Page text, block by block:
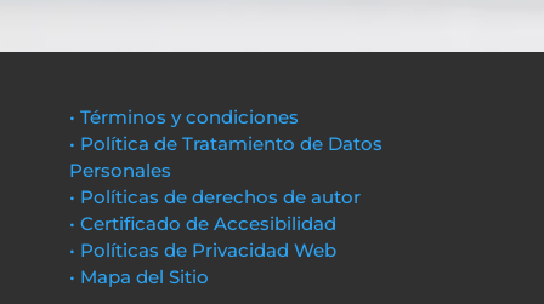
• Términos y condiciones
• Política de Tratamiento de Datos
Personales
• Políticas de derechos de autor
• Certificado de Accesibilidad
• Políticas de Privacidad Web
• Mapa del Sitio